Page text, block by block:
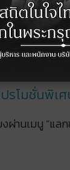
รโมชั่นพิเ
ผ่านเมนู “แล